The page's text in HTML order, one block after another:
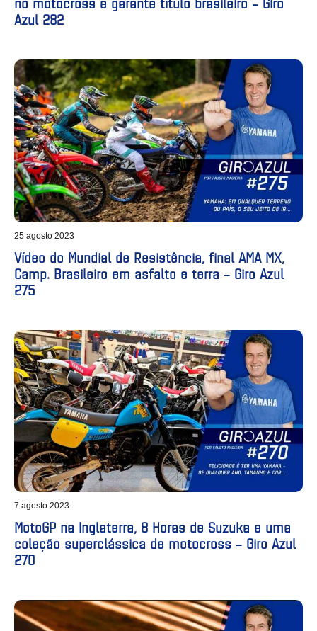
Azul 282
25 agosto 2023
Vídeo do Mundial de Resistência, final AMA MX,
Camp. Brasileiro em asfalto e terra – Giro Azul
275
7 agosto 2023
MotoGP na Inglaterra, 8 Horas de Suzuka e uma
coleção superclássica de motocross – Giro Azul
270